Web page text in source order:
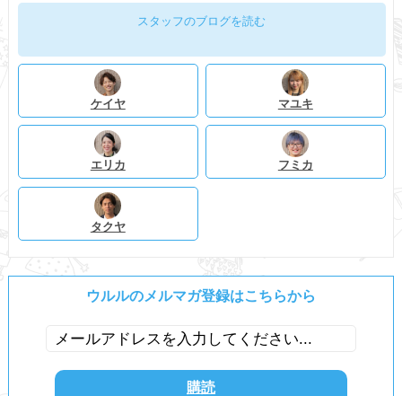
スタッフのブログを読む
ケイヤ マユキ
エリカ フミカ
タクヤ
ウルルのメルマガ登録はこちらから